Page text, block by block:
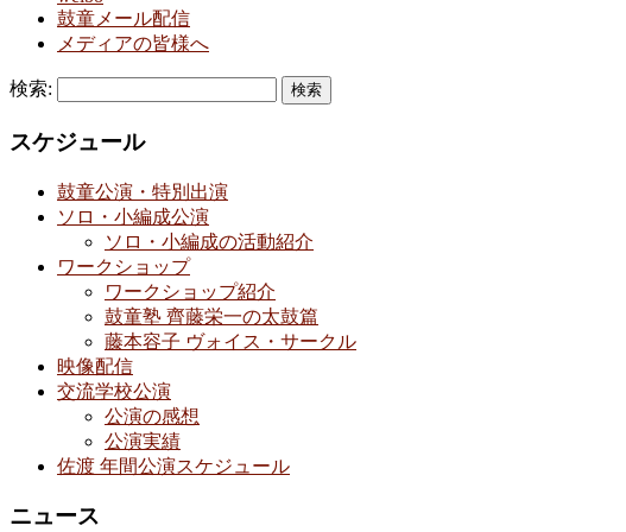
鼓童メール配信
メディアの皆様へ
検索:
スケジュール
鼓童公演・特別出演
ソロ・小編成公演
ソロ・小編成の活動紹介
ワークショップ
ワークショップ紹介
鼓童塾 齊藤栄一の太鼓篇
藤本容子 ヴォイス・サークル
映像配信
交流学校公演
公演の感想
公演実績
佐渡 年間公演スケジュール
ニュース